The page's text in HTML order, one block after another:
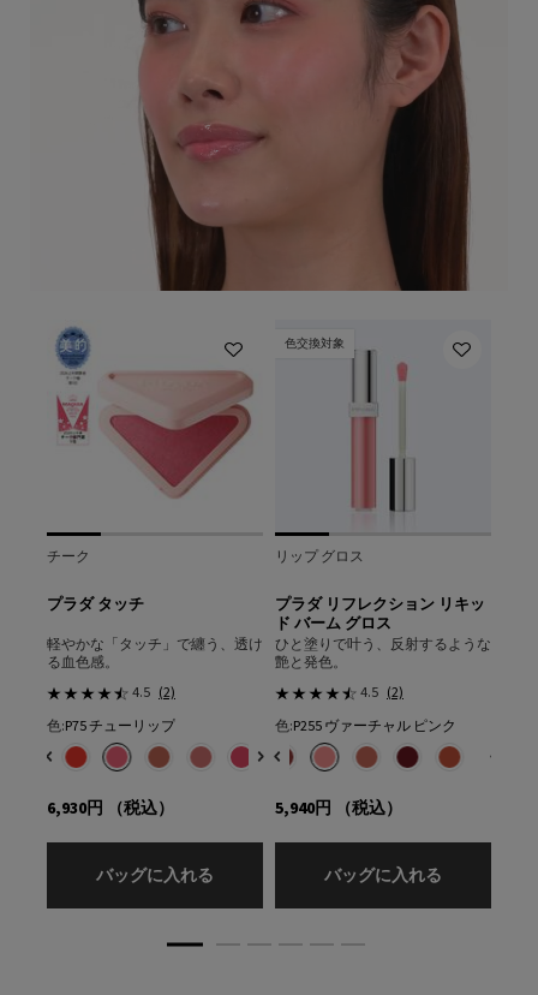
ューム マスカラ、1/1
のカラー プラダ メッシュ クッション、1/4
スの明るい色 のカラー プラダ メッシュ クッション、2/4
ベースの標準的な色★ のカラー プラダ メッシュ クッション、3/4
ラル ベースの少し健康的な色 のカラー プラダ メッシュ クッション、4/4
チーク
プラダ タッチ
軽やかな「タッチ」で纏う、透け
る血色感。
4.5 (2)
色:P75 チューリップ
色を選択してください
{1} の場合
選択済み
B32 カフェ のカラー プラダ タッチ、1/8
選択済み
R68 チェリー のカラー プラダ タッチ、2/8
選択済み
P75 チューリップ のカラー プラダ タッチ、3/8
選択済み
P71 ボウ のカラー プラダ タッチ、4/8
選択済み
P72 ピンクダリア のカラー プラダ タッチ、5/8
選択済み
P76 リリー のカラー プラダ タッチ、6/8
選択済み
P79 モーヴ のカラー プラダ タッチ、7/8
選択済み
O86 ピーチ のカラー プラダ タッ
6,930円 （税込）
バッグに入れる
色交換対象
リップ グロス
プラダ リフレクション リキッ
ド バーム グロス
ひと塗りで叶う、反射するような
艶と発色。
4.5 (2)
色:P255 ヴァーチャル ピンク
色を選択してください
{1} の場合
選択済み
U000 ユニバーサル のカラー プラダ リフレクション リキッド バーム グロ
選択済み
U002 バナナ イエロー のカラー プラダ リフレクション リキッド バ
選択済み
B201 チョコボット のカラー プラダ リフレクション リキッ
選択済み
B210 ブラウン スクリプト のカラー プラダ リフレク
選択済み
R220 インフラレッド のカラー プラダ リフレ
選択済み
R221 レッド バイト のカラー プラダ リ
選択済み
P255 ヴァーチャル ピンク のカラ
選択済み
P258 ブラッシウェア のカ
選択済み
P259 ピクセルプラム
選択済み
O281 ファイ
5,940円 （税込）
バッグに入れる